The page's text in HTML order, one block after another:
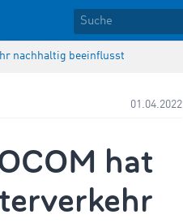
nachhaltig beeinflusst
01.04.2022
hat